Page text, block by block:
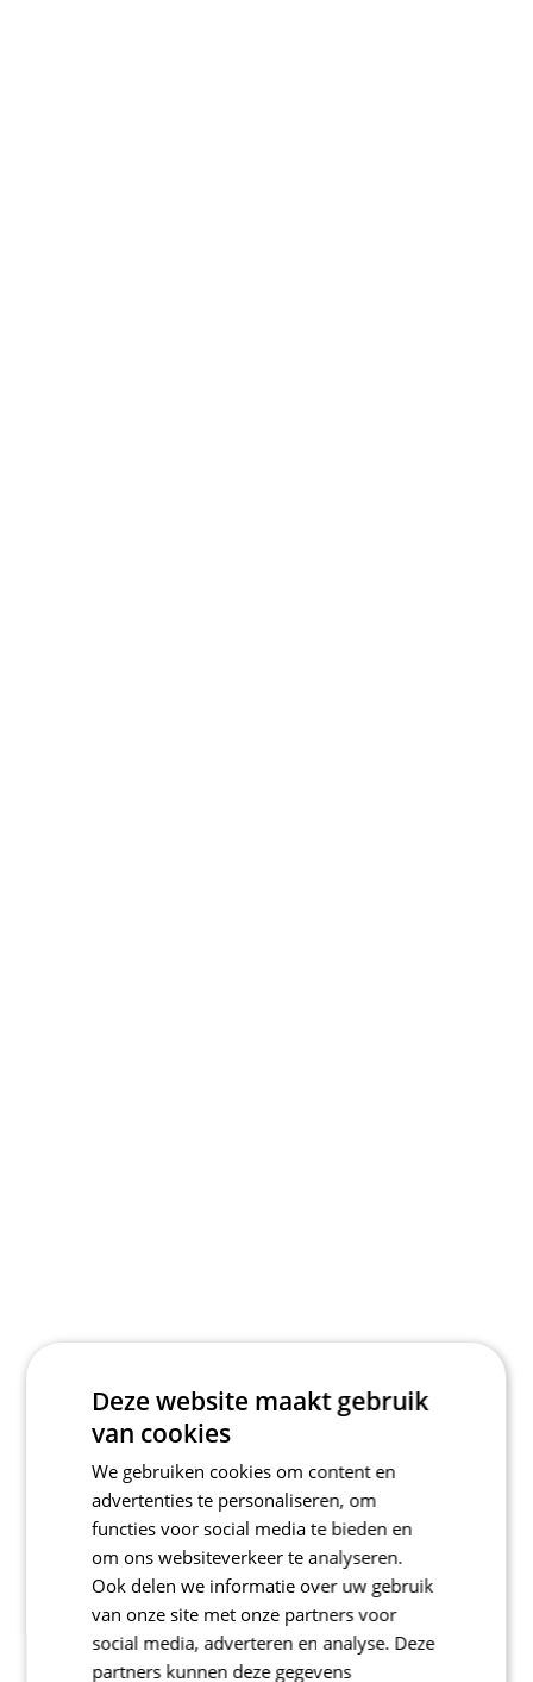
Deze website maakt gebruik
van cookies
We gebruiken cookies om content en
advertenties te personaliseren, om
functies voor social media te bieden en
om ons websiteverkeer te analyseren.
Ook delen we informatie over uw gebruik
van onze site met onze partners voor
social media, adverteren en analyse. Deze
partners kunnen deze gegevens